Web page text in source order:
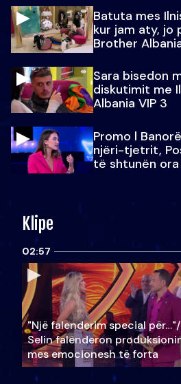
Batuta mes
kur jam aty, jo
Brother
Sara bisedon
diskutimit me
Albania VIP 3
Promo l
njëri-tjetrit,
të shtunën ora
Klipe
02:57
"Një falenderim special për…"/
Selin falënderon
mes emocionesh të forta